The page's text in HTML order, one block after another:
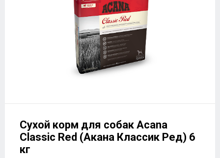
Сухой корм для собак Acana
Classic Red (Акана Классик Ред) 6
кг